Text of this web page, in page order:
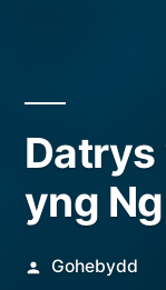
yng
Cofnodwyd
Gohebydd